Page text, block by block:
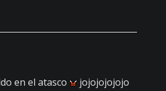
en el atasco jojojojojojo